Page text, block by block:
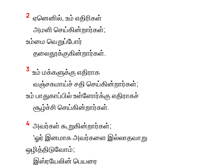
2 ஏனெனில், உம் எதிரிகள்
அமளி செய்கின்றார்கள்;
உம்மை வெறுப்போர்
தலைதூக்குகின்றார்கள்.
3 உம் மக்களுக்கு எதிராக
வஞ்சகமாய்ச் சதி செய்கின்றார்கள்;
உம் பாதுகாப்பில் உள்ளோர்க்கு எதிராகச்
சூழ்ச்சி செய்கின்றார்கள்.
4 அவர்கள் கூறுகின்றார்கள்;
‛ஓர் இனமாக அவர்களை இல்லாதவாறு
ஒழித்திடுவோம்;
இஸ்ரயேலின் பெயரை